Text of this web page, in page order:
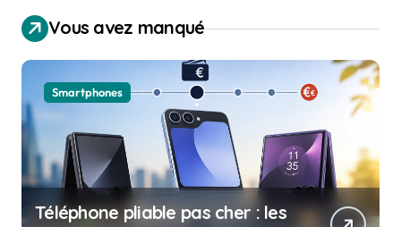
Vous avez manqué
Smartphones
Téléphone pliable pas cher : les